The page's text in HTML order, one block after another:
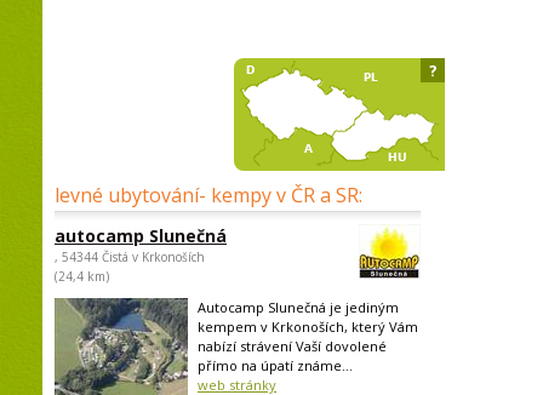
levné ubytování- kempy v ČR a SR:
autocamp Slunečná
, 54344 Čistá v Krkonoších
(24,4 km)
Autocamp Slunečná je jediným
kempem v Krkonoších, který Vám
nabízí strávení Vaší dovolené
přímo na úpatí známe...
web stránky
?